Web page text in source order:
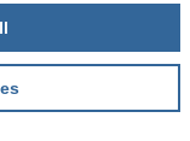
et le fonds.
tête dans l’eau,